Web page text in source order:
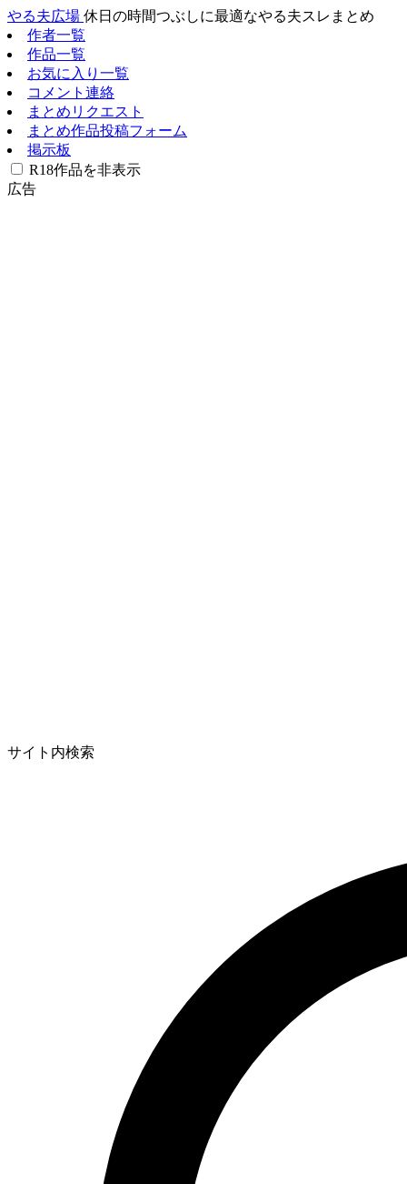
やる夫広場 休日の時間つぶしに最適なやる夫スレまとめ
作者一覧
作品一覧
お気に入り一覧
コメント連絡
まとめリクエスト
まとめ作品投稿フォーム
掲示板
R18作品を非表示
広告
サイト内検索